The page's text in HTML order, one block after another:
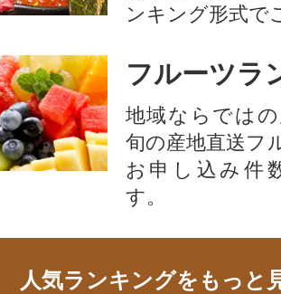
ンキング形式で
フルーツラ
地域ならでは
旬の産地直送フ
お申し込み件
す。
人気ランキングをもっと